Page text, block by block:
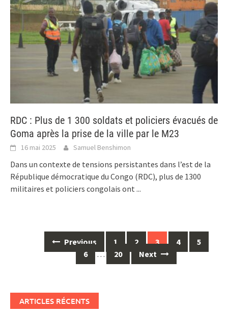
RDC : Plus de 1 300 soldats et policiers évacués de
Goma après la prise de la ville par le M23
16 mai 2025 Samuel Benshimon
Dans un contexte de tensions persistantes dans l’est de la
République démocratique du Congo (RDC), plus de 1300
militaires et policiers congolais ont ...
navigation
Previous 1 2 3 4
5
6
… 20 Next
ARTICLES RÉCENTS